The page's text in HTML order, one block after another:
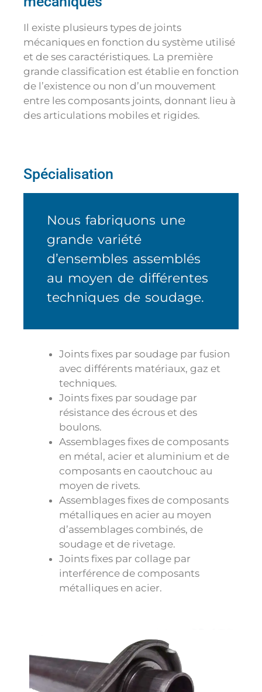
Il existe plusieurs types de joints
mécaniques en fonction du système utilisé
et de ses caractéristiques. La première
grande classification est établie en fonction
de l’existence ou non d’un mouvement
entre les composants joints, donnant lieu à
des articulations mobiles et rigides.
Spécialisation
Nous fabriquons une
grande variété
d’ensembles assemblés
au moyen de différentes
techniques de soudage.
Joints fixes par soudage par fusion
avec différents matériaux, gaz et
techniques.
Joints fixes par soudage par
résistance des écrous et des
boulons.
Assemblages fixes de composants
en métal, acier et aluminium et de
composants en caoutchouc au
moyen de rivets.
Assemblages fixes de composants
métalliques en acier au moyen
d’assemblages combinés, de
soudage et de rivetage.
Joints fixes par collage par
interférence de composants
métalliques en acier.